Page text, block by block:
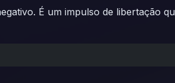
É um impulso de libertação